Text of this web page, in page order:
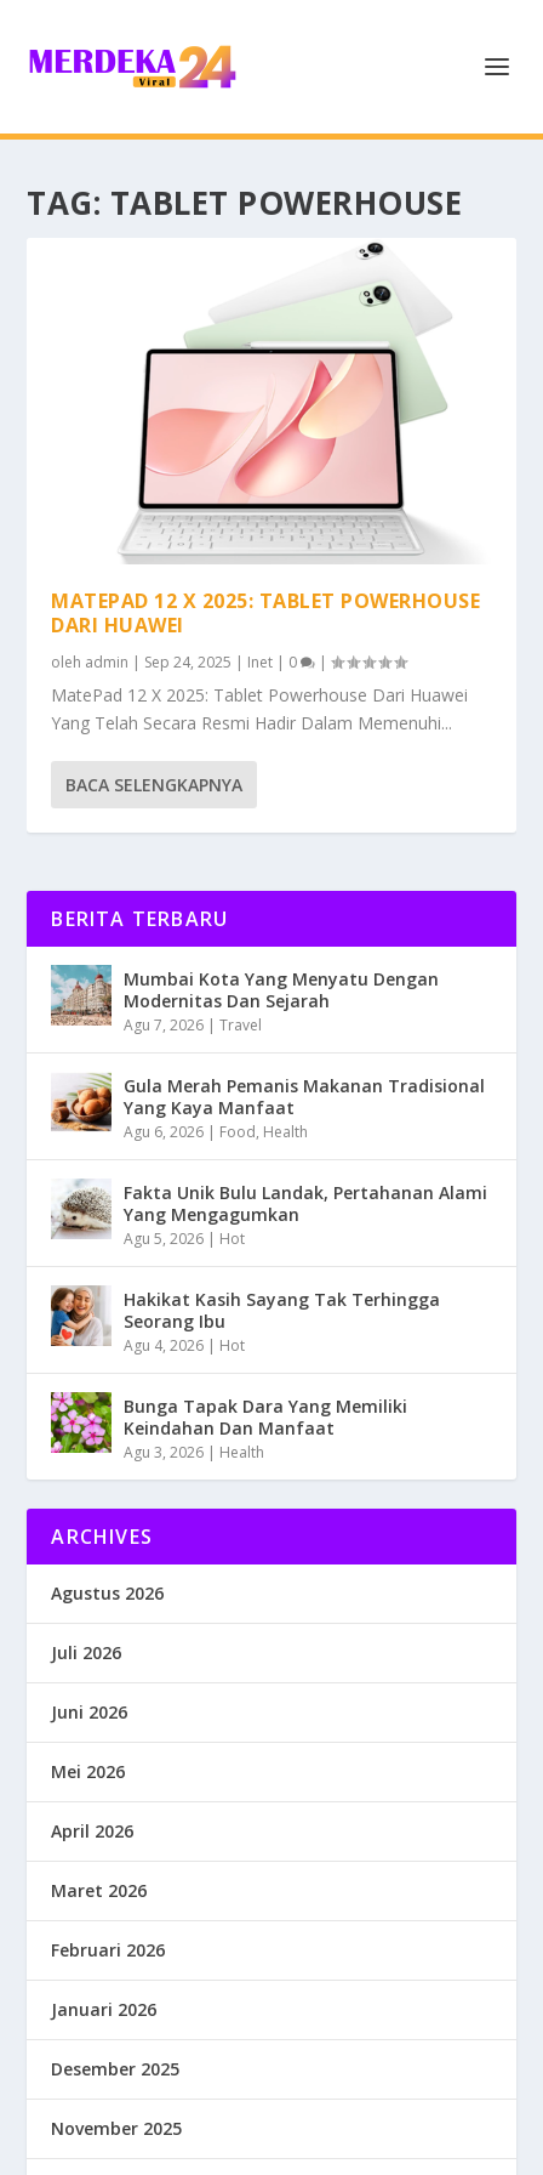
TAG: TABLET POWERHOUSE
MATEPAD 12 X 2025: TABLET POWERHOUSE
DARI HUAWEI
oleh admin | Sep 24, 2025 | Inet | 0 |
MatePad 12 X 2025: Tablet Powerhouse Dari Huawei
Yang Telah Secara Resmi Hadir Dalam Memenuhi...
BACA SELENGKAPNYA
BERITA TERBARU
Mumbai Kota Yang Menyatu Dengan
Modernitas Dan Sejarah
Agu 7, 2026 |Travel
Gula Merah Pemanis Makanan Tradisional
Yang Kaya Manfaat
Agu 6, 2026 | Food, Health
Fakta Unik Bulu Landak, Pertahanan Alami
Yang Mengagumkan
Agu 5, 2026 | Hot
Hakikat Kasih Sayang Tak Terhingga
Seorang Ibu
Agu 4, 2026 | Hot
Bunga Tapak Dara Yang Memiliki
Keindahan Dan Manfaat
Agu 3, 2026 | Health
ARCHIVES
Agustus 2026
Juli 2026
Juni 2026
Mei 2026
April 2026
Maret 2026
Februari 2026
Januari 2026
Desember 2025
November 2025